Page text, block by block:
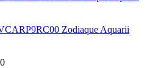
Zodiaque Aquarii